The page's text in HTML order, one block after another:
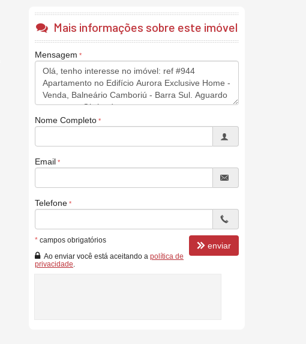
Mais informações sobre este imóvel
Mensagem
Nome Completo
Email
Telefone
* campos obrigatórios
Ao enviar você está aceitando a política de
privacidade
enviar